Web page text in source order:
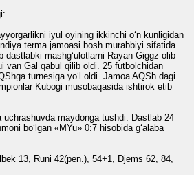
iyul oyining ikkinchi o‘n kunligidan
terma jamoasi bosh murabbiyi sifatida
dastlabki mashg‘ulotlarni Rayan Giggz olib
van Gal qabul qilib oldi. 25 futbolchidan
turnesiga yo‘l oldi. Jamoa AQSh dagi
Kubogi musobaqasida ishtirok etib
maydonga tushdi. Dastlab 24
bo‘lgan «MYu» 0:7 hisobida g‘alaba
13, Runi 42(pen.), 54+1, Djems 62, 84,